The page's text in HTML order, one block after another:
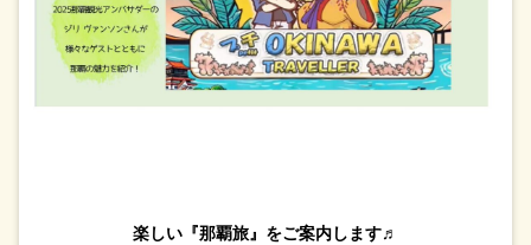
楽しい『那覇旅』をご案内します♬